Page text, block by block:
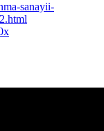
sanayii-